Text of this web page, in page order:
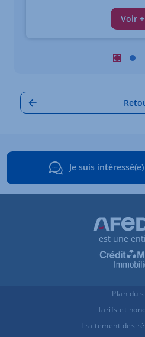
Voir +
Je suis
est une
Plan du
Tarifs et
Traitement des